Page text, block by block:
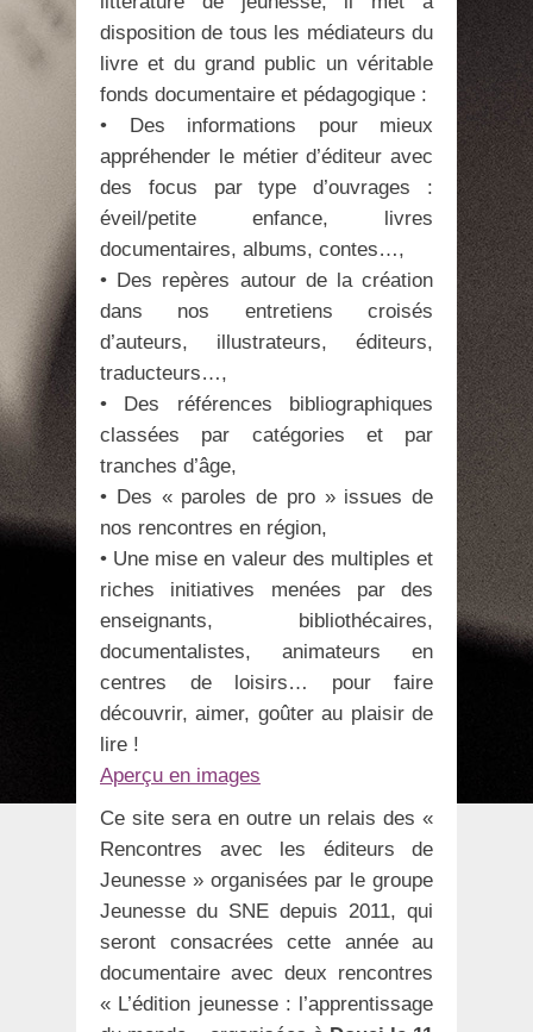
disposition de tous les médiateurs du
livre et du grand public un véritable
fonds documentaire et pédagogique :
• Des informations pour mieux
appréhender le métier d’éditeur avec
des focus par type d’ouvrages :
éveil/petite enfance, livres
documentaires, albums, contes…,
• Des repères autour de la création
dans nos entretiens croisés
d’auteurs, illustrateurs, éditeurs,
traducteurs…,
• Des références bibliographiques
classées par catégories et par
tranches d’âge,
• Des « paroles de pro » issues de
nos rencontres en région,
• Une mise en valeur des multiples et
riches initiatives menées par des
enseignants, bibliothécaires,
documentalistes, animateurs en
centres de loisirs… pour faire
découvrir, aimer, goûter au plaisir de
lire !
Aperçu en images
Ce site sera en outre un relais des «
Rencontres avec les éditeurs de
Jeunesse » organisées par le groupe
Jeunesse du SNE depuis 2011, qui
seront consacrées cette année au
documentaire avec deux rencontres
« L’édition jeunesse : l’apprentissage